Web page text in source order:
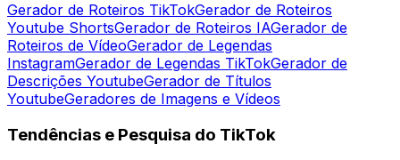
Gerador de Roteiros TikTokGerador de Roteiros
Youtube ShortsGerador de Roteiros IAGerador de
Roteiros de VídeoGerador de Legendas
InstagramGerador de Legendas TikTokGerador de
Descrições YoutubeGerador de Títulos
YoutubeGeradores de Imagens e Vídeos
Tendências e Pesquisa do TikTok